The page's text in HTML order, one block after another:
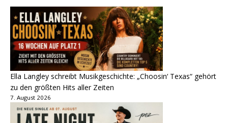
Ella Langley schreibt Musikgeschichte: „Choosin‘ Texas“ gehört
zu den größten Hits aller Zeiten
7. August 2026